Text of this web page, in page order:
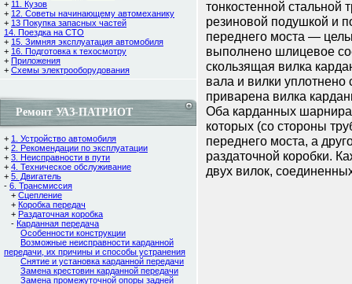
+ 11. Кузов
+ 12. Советы начинающему автомеханику
+ 13 Покупка запасных частей
14. Поездка на СТО
+ 15. Зимняя эксплуатация автомобиля
+ 16. Подготовка к техосмотру
+ Приложения
+ Схемы электрооборудования
Ремонт УАЗ-ПАТРИОТ
+ 1. Устройство автомобиля
+ 2. Рекомендации по эксплуатации
+ 3. Неисправности в пути
+ 4. Техническое обслуживание
+ 5. Двигатель
- 6. Трансмиссия
+ Сцепление
+ Коробка передач
+ Раздаточная коробка
- Карданная передача
Особенности конструкции
Возможные неисправности карданной
передачи, их причины и способы устранения
Снятие и установка карданной передачи
Замена крестовин карданной передачи
Замена промежуточной опоры задней
тонкостенной стальной
резиновой подушкой и
переднего моста —
выполнено шлицевое
скользящая вилка
вала и вилки
приварена вилка
Оба карданных
которых (со стороны
переднего моста, а
раздаточной коробки.
двух вилок,